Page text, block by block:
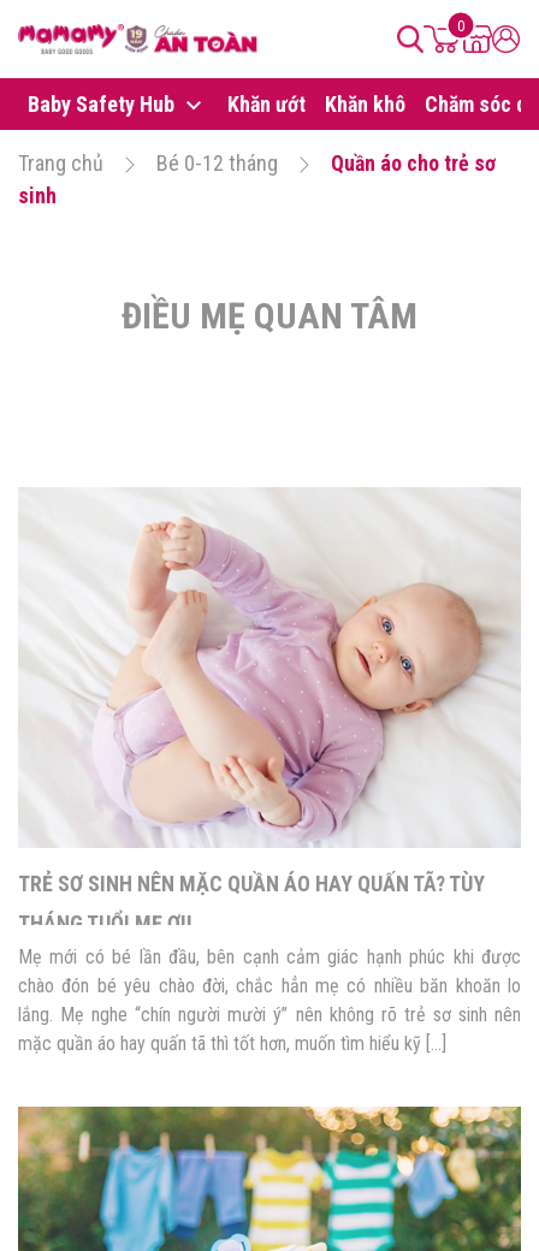
0
Baby Safety Hub Khăn ướt Khăn khô Chăm sóc da
Trang chủ Bé 0-12 tháng
Quần áo cho trẻ sơ
sinh
ĐIỀU MẸ QUAN TÂM
TRẺ SƠ SINH NÊN MẶC QUẦN ÁO HAY QUẤN TÃ? TÙY
THÁNG TUỔI MẸ ƠI!
Mẹ mới có bé lần đầu, bên cạnh cảm giác hạnh phúc khi được
chào đón bé yêu chào đời, chắc hẳn mẹ có nhiều băn khoăn lo
lắng. Mẹ nghe “chín người mười ý” nên không rõ trẻ sơ sinh nên
mặc quần áo hay quấn tã thì tốt hơn, muốn tìm hiểu kỹ […]